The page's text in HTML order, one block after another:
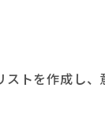
トを作成し